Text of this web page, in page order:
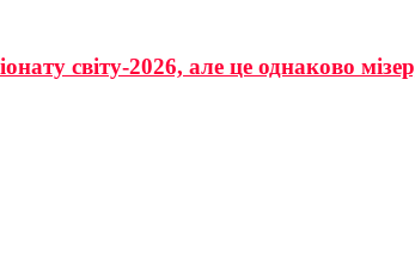
світу-2026, але це однаково